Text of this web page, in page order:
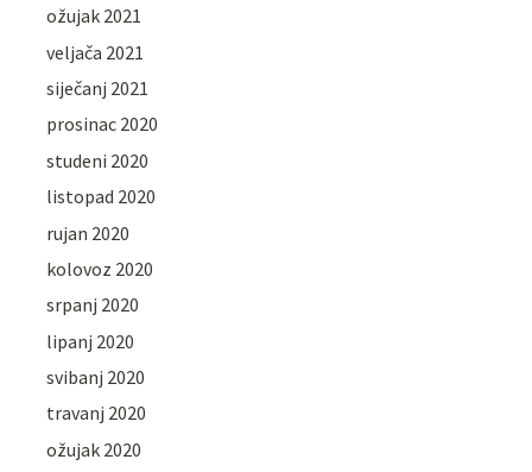
ožujak 2021
veljača 2021
siječanj 2021
prosinac 2020
studeni 2020
listopad 2020
rujan 2020
kolovoz 2020
srpanj 2020
lipanj 2020
svibanj 2020
travanj 2020
ožujak 2020